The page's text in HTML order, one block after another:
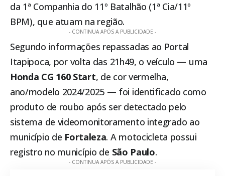
da 1ª Companhia do 11º Batalhão (1ª Cia/11º
BPM), que atuam na região.
- CONTINUA APÓS A PUBLICIDADE -
Segundo informações repassadas ao Portal
Itapipoca, por volta das 21h49, o veículo — uma
Honda CG 160 Start, de cor vermelha,
ano/modelo 2024/2025 — foi identificado como
produto de roubo após ser detectado pelo
sistema de videomonitoramento integrado ao
município de Fortaleza. A motocicleta possui
registro no município de São Paulo.
- CONTINUA APÓS A PUBLICIDADE -